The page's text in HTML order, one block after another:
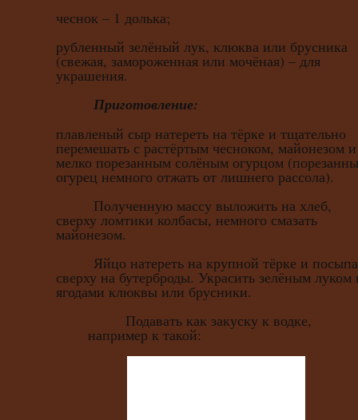
чеснок – 1 долька;
рубленный зелёный лук, клюква или брусника
(свежая, замороженная или мочёная) – для
украшения.
Приготовление:
плавленый сыр натереть на тёрке и тщательно
перемешать с растёртым чесноком, майонезом и
мелко порезанным солёным огурцом
огурец немного отжать от лишнего рассола).
Полученную массу выложить на хлеб,
сверху ломтики колбасы, немного смазать
майонезом.
Яйцо натереть на крупной тёрке и
сверху на бутерброды. Украсить зелёным луком
ягодами клюквы или брусники.
Подавать как закуску к водке,
например к такой: